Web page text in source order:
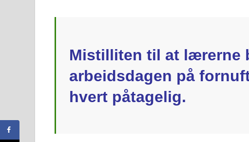
Mistilliten til at lærerne
arbeidsdagen på
hvert påtagelig.